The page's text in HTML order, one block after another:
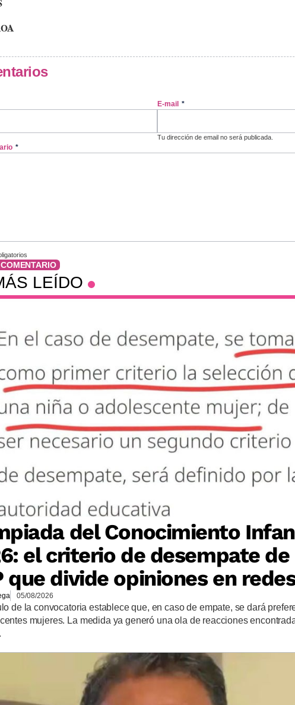
E-mail *
Tu dirección de email no será publicada.
*
LEÍDO
del Conocimiento
el criterio de desempate de
que divide opiniones en
05/08/2026
de la convocatoria establece que, en caso de empate, se dará
mujeres. La medida ya generó una ola de reacciones